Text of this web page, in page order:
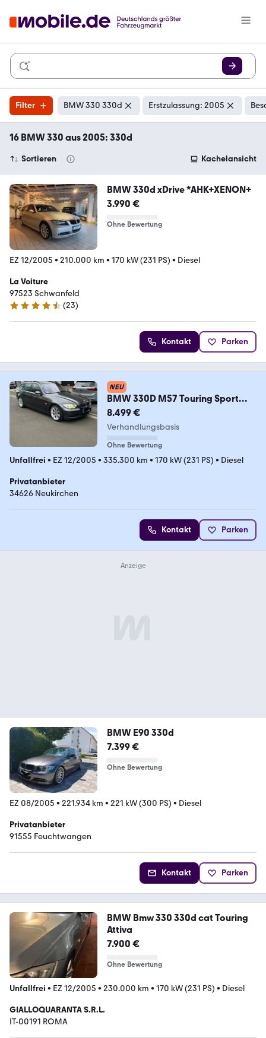
Filter BMW 330 330d Erstzulassung: 2005
16 BMW 330 aus 2005: 330d
Sortieren Kachelansicht
BMW 330d xDrive *AHK+XENON+
3.990 €
Ohne Bewertung
EZ 12/2005 • 210.000 km • 170 kW (231 PS) • Diesel
La Voiture
97523 Schwanfeld
4.6 Sterne
(23)
Kontakt Parken
NEU
BMW 330D M57 Touring Sport
Paket Sparkling Graphit
8.499 €
Verhandlungsbasis
Ohne Bewertung
Unfallfrei • EZ 12/2005 • 335.300 km • 170 kW (231 PS) • Diesel
Privatanbieter
34626 Neukirchen
Kontakt Parken
BMW E90 330d
7.399 €
Ohne Bewertung
EZ 08/2005 • 221.934 km • 221 kW (300 PS) • Diesel
Privatanbieter
91555 Feuchtwangen
Kontakt Parken
BMW Bmw 330 330d cat Touring
Attiva
7.900 €
Ohne Bewertung
Unfallfrei • EZ 12/2005 • 230.000 km • 170 kW (231 PS) • Diesel
GIALLOQUARANTA S.R.L.
IT-00191 ROMA